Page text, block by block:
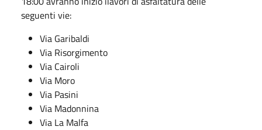
seguenti vie:
Via Garibaldi
Via Risorgimento
Via Cairoli
Via Moro
Via Pasini
Via Madonnina
Via La Malfa